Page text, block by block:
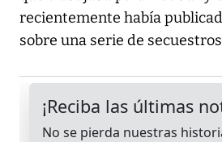
recientemente había
sobre una serie de